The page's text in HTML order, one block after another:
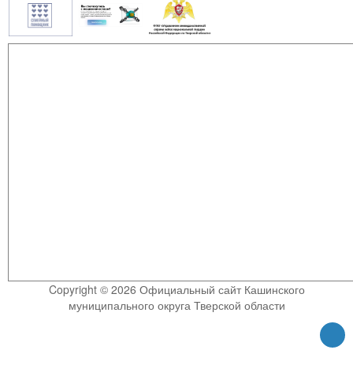
Copyright © 2026 Официальный сайт Кашинского
муниципального округа Тверской области